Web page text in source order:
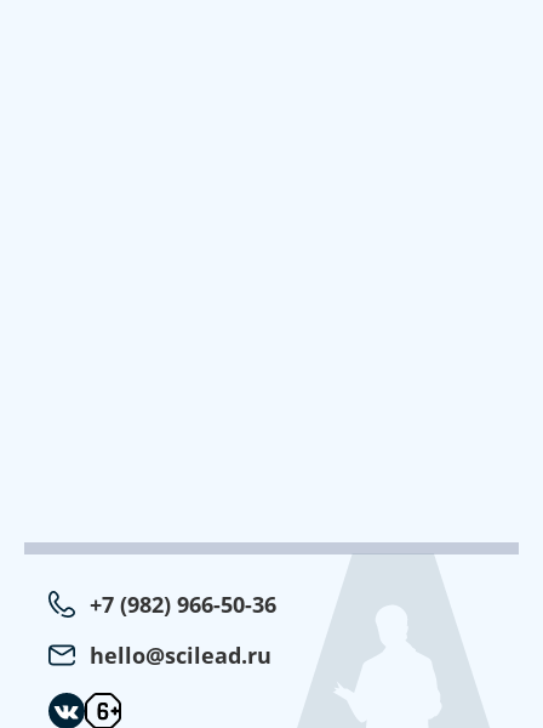
+7 (982) 966-50-36
hello@scilead.ru